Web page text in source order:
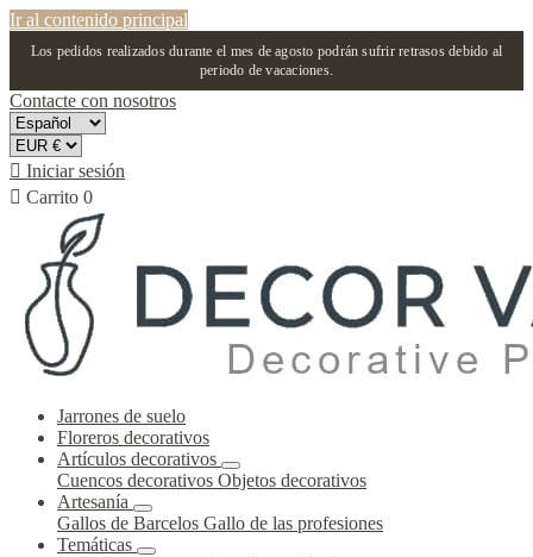
Ir al contenido principal
Los pedidos realizados durante el mes de agosto podrán sufrir retrasos debido al
periodo de vacaciones.
Contacte con nosotros
 Iniciar sesión
 Carrito 0
Jarrones de suelo
Floreros decorativos
Artículos decorativos
Cuencos decorativos Objetos decorativos
Artesanía
Gallos de Barcelos Gallo de las profesiones
Temáticas